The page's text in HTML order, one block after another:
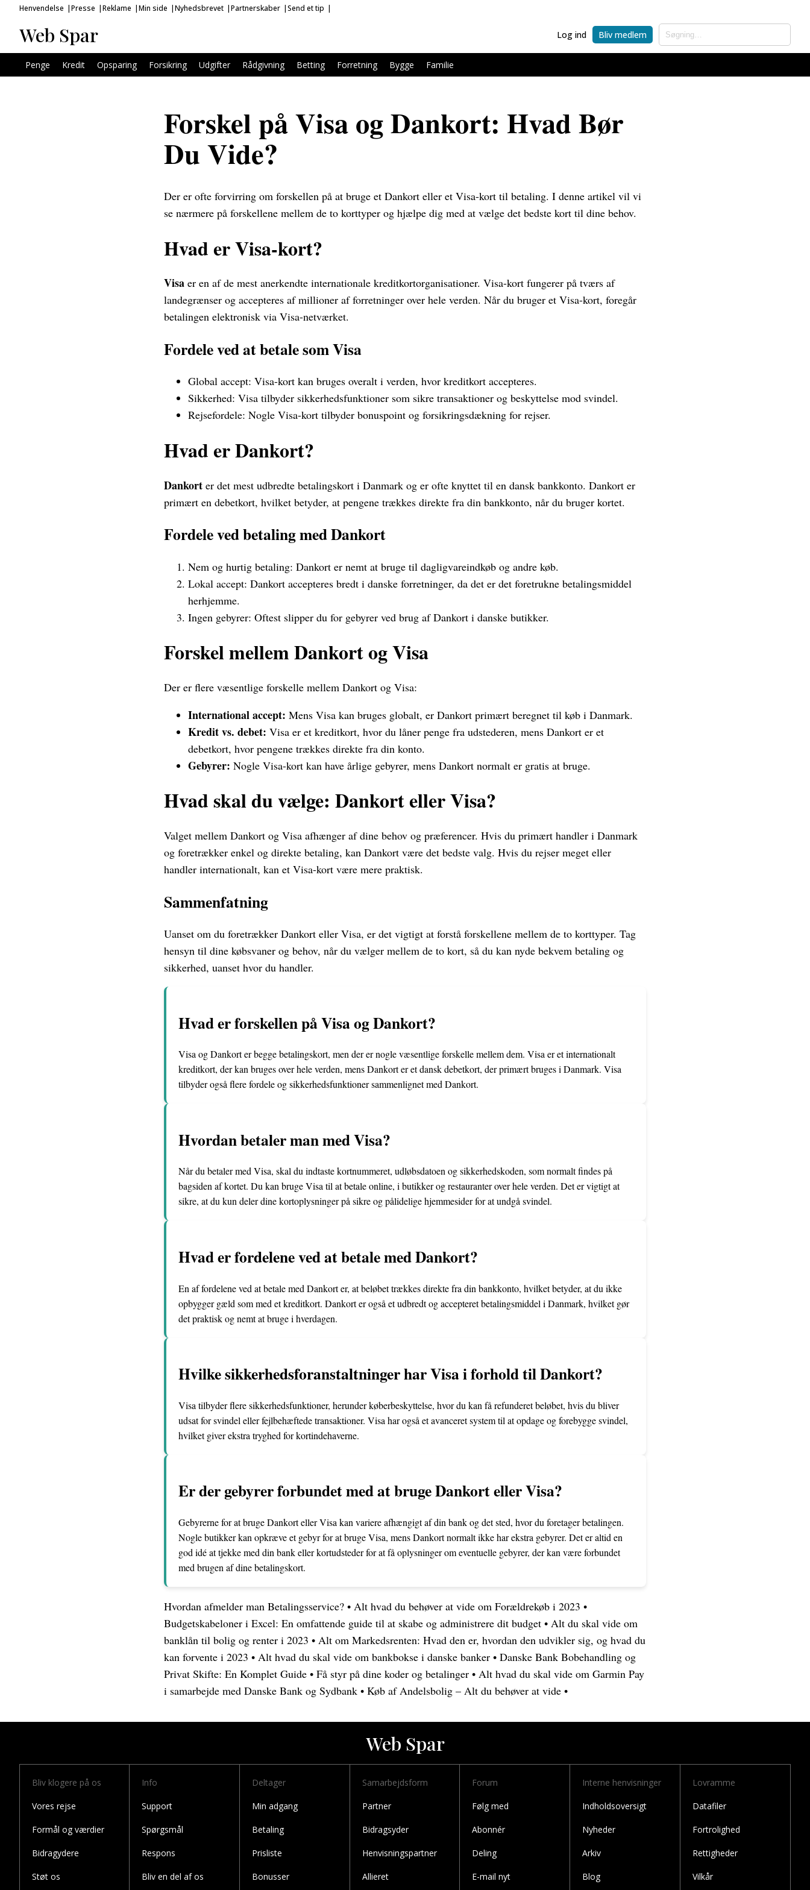
Henvendelse Presse Reklame Min side Nyhedsbrevet Partnerskaber Send et tip
Web Spar Log ind Bliv medlem
Penge Kredit Opsparing Forsikring Udgifter Rådgivning Betting Forretning Bygge Familie
Forskel på Visa og Dankort: Hvad Bør
Du Vide?
Der er ofte forvirring om forskellen på at bruge et Dankort eller et Visa-kort til betaling. I denne artikel vil vi
se nærmere på forskellene mellem de to korttyper og hjælpe dig med at vælge det bedste kort til dine behov.
Hvad er Visa-kort?
Visa er en af de mest anerkendte internationale kreditkortorganisationer. Visa-kort fungerer på tværs af
landegrænser og accepteres af millioner af forretninger over hele verden. Når du bruger et Visa-kort, foregår
betalingen elektronisk via Visa-netværket.
Fordele ved at betale som Visa
Global accept: Visa-kort kan bruges overalt i verden, hvor kreditkort accepteres.
Sikkerhed: Visa tilbyder sikkerhedsfunktioner som sikre transaktioner og beskyttelse mod svindel.
Rejsefordele: Nogle Visa-kort tilbyder bonuspoint og forsikringsdækning for rejser.
Hvad er Dankort?
Dankort er det mest udbredte betalingskort i Danmark og er ofte knyttet til en dansk bankkonto. Dankort er
primært en debetkort, hvilket betyder, at pengene trækkes direkte fra din bankkonto, når du bruger kortet.
Fordele ved betaling med Dankort
Nem og hurtig betaling: Dankort er nemt at bruge til dagligvareindkøb og andre køb.
Lokal accept: Dankort accepteres bredt i danske forretninger, da det er det foretrukne betalingsmiddel
herhjemme.
Ingen gebyrer: Oftest slipper du for gebyrer ved brug af Dankort i danske butikker.
Forskel mellem Dankort og Visa
Der er flere væsentlige forskelle mellem Dankort og Visa:
International accept: Mens Visa kan bruges globalt, er Dankort primært beregnet til køb i Danmark.
Kredit vs. debet: Visa er et kreditkort, hvor du låner penge fra udstederen, mens Dankort er et
debetkort, hvor pengene trækkes direkte fra din konto.
Gebyrer: Nogle Visa-kort kan have årlige gebyrer, mens Dankort normalt er gratis at bruge.
Hvad skal du vælge: Dankort eller Visa?
Valget mellem Dankort og Visa afhænger af dine behov og præferencer. Hvis du primært handler i Danmark
og foretrækker enkel og direkte betaling, kan Dankort være det bedste valg. Hvis du rejser meget eller
handler internationalt, kan et Visa-kort være mere praktisk.
Sammenfatning
Uanset om du foretrækker Dankort eller Visa, er det vigtigt at forstå forskellene mellem de to korttyper. Tag
hensyn til dine købsvaner og behov, når du vælger mellem de to kort, så du kan nyde bekvem betaling og
sikkerhed, uanset hvor du handler.
Hvad er forskellen på Visa og Dankort?
Visa og Dankort er begge betalingskort, men der er nogle væsentlige forskelle mellem dem. Visa er et internationalt
kreditkort, der kan bruges over hele verden, mens Dankort er et dansk debetkort, der primært bruges i Danmark. Visa
tilbyder også flere fordele og sikkerhedsfunktioner sammenlignet med Dankort.
Hvordan betaler man med Visa?
Når du betaler med Visa, skal du indtaste kortnummeret, udløbsdatoen og sikkerhedskoden, som normalt findes på
bagsiden af kortet. Du kan bruge Visa til at betale online, i butikker og restauranter over hele verden. Det er vigtigt at
sikre, at du kun deler dine kortoplysninger på sikre og pålidelige hjemmesider for at undgå svindel.
Hvad er fordelene ved at betale med Dankort?
En af fordelene ved at betale med Dankort er, at beløbet trækkes direkte fra din bankkonto, hvilket betyder, at du ikke
opbygger gæld som med et kreditkort. Dankort er også et udbredt og accepteret betalingsmiddel i Danmark, hvilket gør
det praktisk og nemt at bruge i hverdagen.
Hvilke sikkerhedsforanstaltninger har Visa i forhold til Dankort?
Visa tilbyder flere sikkerhedsfunktioner, herunder køberbeskyttelse, hvor du kan få refunderet beløbet, hvis du bliver
udsat for svindel eller fejlbehæftede transaktioner. Visa har også et avanceret system til at opdage og forebygge svindel,
hvilket giver ekstra tryghed for kortindehaverne.
Er der gebyrer forbundet med at bruge Dankort eller Visa?
Gebyrerne for at bruge Dankort eller Visa kan variere afhængigt af din bank og det sted, hvor du foretager betalingen.
Nogle butikker kan opkræve et gebyr for at bruge Visa, mens Dankort normalt ikke har ekstra gebyrer. Det er altid en
god idé at tjekke med din bank eller kortudsteder for at få oplysninger om eventuelle gebyrer, der kan være forbundet
med brugen af dine betalingskort.
Hvordan afmelder man Betalingsservice? • Alt hvad du behøver at vide om Forældrekøb i 2023 •
Budgetskabeloner i Excel: En omfattende guide til at skabe og administrere dit budget • Alt du skal vide om
banklån til bolig og renter i 2023 • Alt om Markedsrenten: Hvad den er, hvordan den udvikler sig, og hvad du
kan forvente i 2023 • Alt hvad du skal vide om bankbokse i danske banker • Danske Bank Bobehandling og
Privat Skifte: En Komplet Guide • Få styr på dine koder og betalinger • Alt hvad du skal vide om Garmin Pay
i samarbejde med Danske Bank og Sydbank • Køb af Andelsbolig – Alt du behøver at vide •
Web Spar
Bliv klogere på os
Vores rejse
Formål og værdier
Bidragydere
Støt os
Info
Support
Spørgsmål
Respons
Bliv en del af os
Deltager
Min adgang
Betaling
Prisliste
Bonusser
Samarbejdsform
Partner
Bidragsyder
Henvisningspartner
Allieret
Forum
Følg med
Abonnér
Deling
E-mail nyt
Interne henvisninger
Indholdsoversigt
Nyheder
Arkiv
Blog
Lovramme
Datafiler
Fortrolighed
Rettigheder
Vilkår